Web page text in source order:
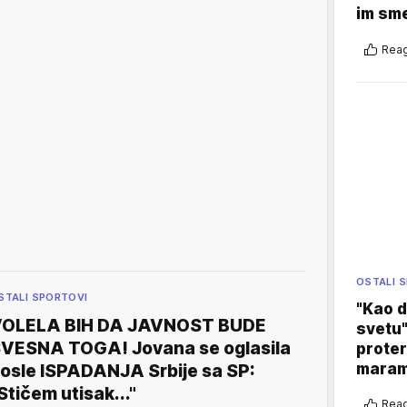
SPORTOVI
BIH DA JAVNOST BUDE
TOGA! Jovana se oglasila
ISPADANJA Srbije sa SP:
utisak..."
im
OSTALI
"Kao